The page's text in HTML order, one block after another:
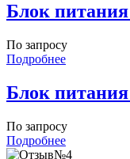
Блок
По запросу
Подробнее
Блок
По запросу
Подробнее